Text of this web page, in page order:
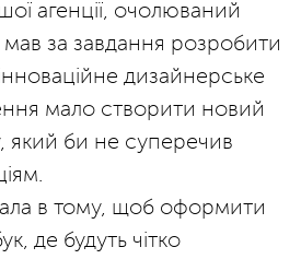
агенції, очолюваний
за завдання розробити
дизайнерське
мало створити новий
який би не суперечив
в тому, щоб оформити
де будуть чітко